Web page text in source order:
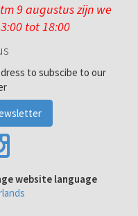
9 augustus zijn we
tot 18:00
to subscibe to our
website language